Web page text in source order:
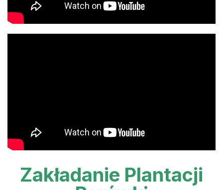
Zakładanie Plantacji